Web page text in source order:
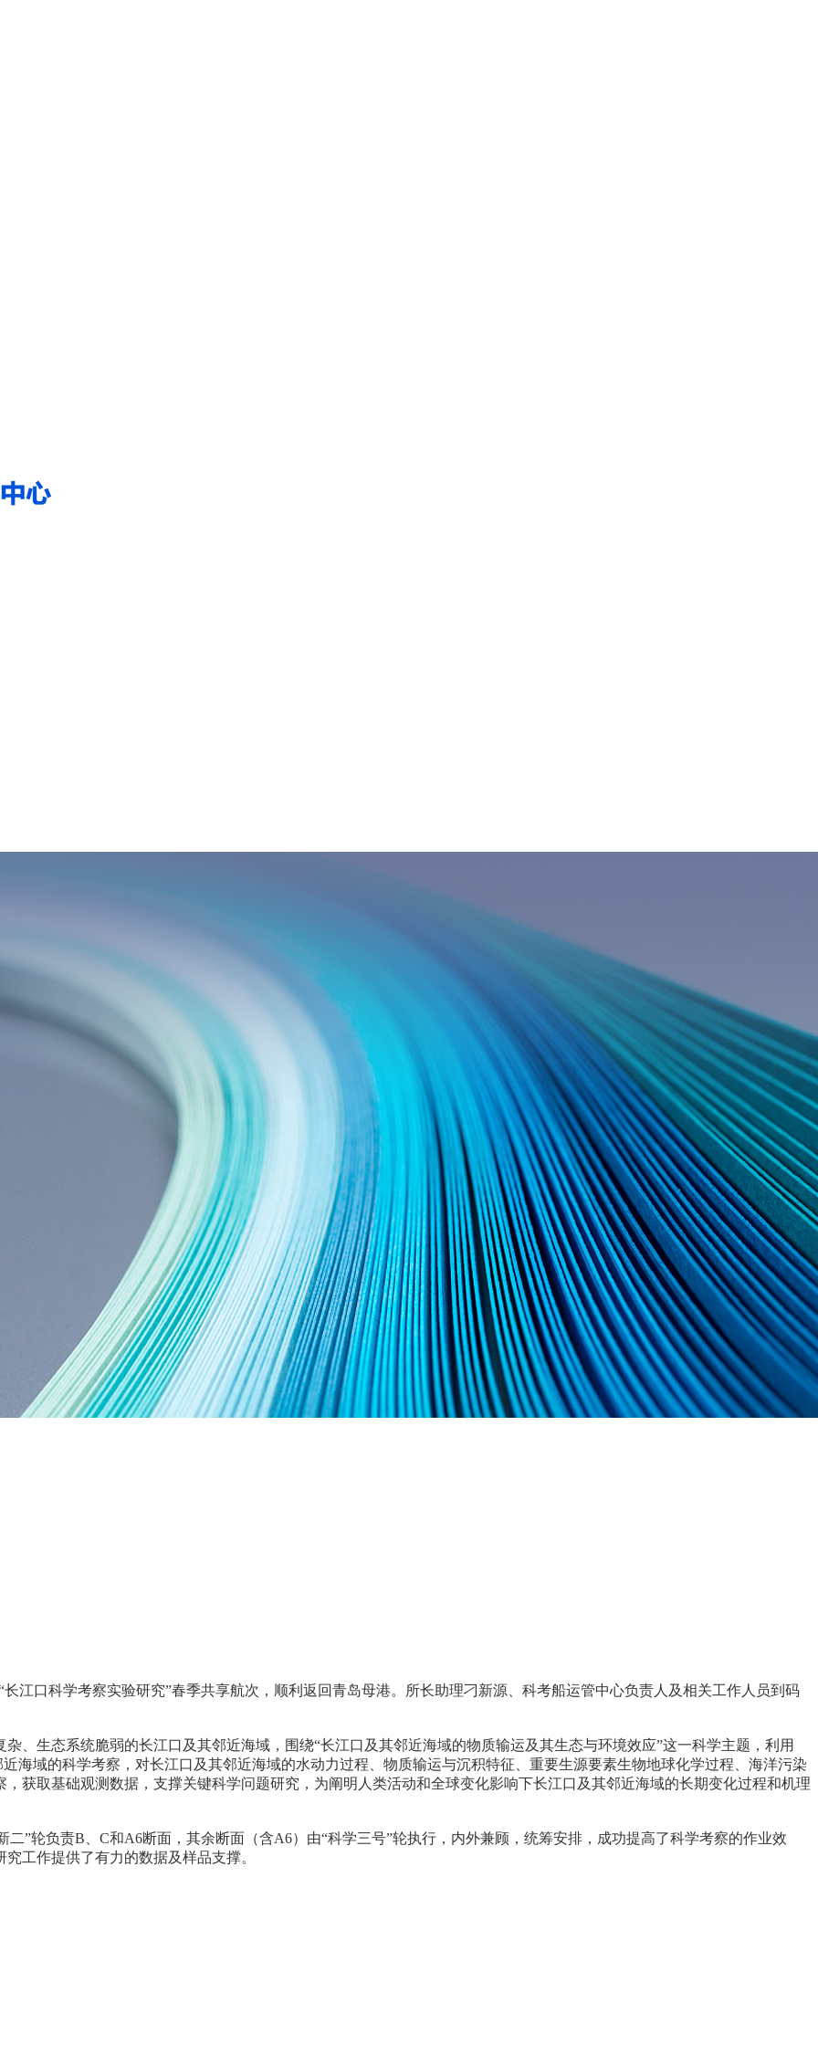
口科学考察实验研究”春季共享航次，顺利返回青岛母港。所长助理刁新源、科考船运管中心负责人及相关工作人员到码
生态系统脆弱的长江口及其邻近海域，围绕“长江口及其邻近海域的物质输运及其生态与环境效应”这一科学主题，利用
海域的科学考察，对长江口及其邻近海域的水动力过程、物质输运与沉积特征、重要生源要素生物地球化学过程、海洋污染
获取基础观测数据，支撑关键科学问题研究，为阐明人类活动和全球变化影响下长江口及其邻近海域的长期变化过程和机理
轮负责B、C和A6断面，其余断面（含A6）由“科学三号”轮执行，内外兼顾，统筹安排，成功提高了科学考察的作业效
工作提供了有力的数据及样品支撑。